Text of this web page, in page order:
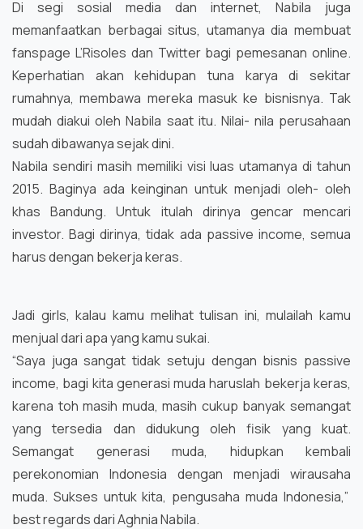
Di segi sosial media dan internet, Nabila juga
memanfaatkan berbagai situs, utamanya dia membuat
fanspage L’Risoles dan Twitter bagi pemesanan online.
Keperhatian akan kehidupan tuna karya di sekitar
rumahnya, membawa mereka masuk ke bisnisnya. Tak
mudah diakui oleh Nabila saat itu. Nilai- nila perusahaan
sudah dibawanya sejak dini.
Nabila sendiri masih memiliki visi luas utamanya di tahun
2015. Baginya ada keinginan untuk menjadi oleh- oleh
khas Bandung. Untuk itulah dirinya gencar mencari
investor. Bagi dirinya, tidak ada passive income, semua
harus dengan bekerja keras.
Jadi girls, kalau kamu melihat tulisan ini, mulailah kamu
menjual dari apa yang kamu sukai.
“Saya juga sangat tidak setuju dengan bisnis passive
income, bagi kita generasi muda haruslah bekerja keras,
karena toh masih muda, masih cukup banyak semangat
yang tersedia dan didukung oleh fisik yang kuat.
Semangat generasi muda, hidupkan kembali
perekonomian Indonesia dengan menjadi wirausaha
muda. Sukses untuk kita, pengusaha muda Indonesia,”
best regards dari Aghnia Nabila.